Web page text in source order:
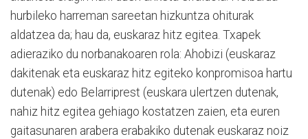
hurbileko harreman sareetan hizkuntza ohiturak
aldatzea da; hau da, euskaraz hitz egitea. Txapek
adieraziko du norbanakoaren rola: Ahobizi (euskaraz
dakitenak eta euskaraz hitz egiteko konpromisoa hartu
dutenak) edo Belarriprest (euskara ulertzen dutenak,
nahiz hitz egitea gehiago kostatzen zaien, eta euren
gaitasunaren arabera erabakiko dutenak euskaraz noiz